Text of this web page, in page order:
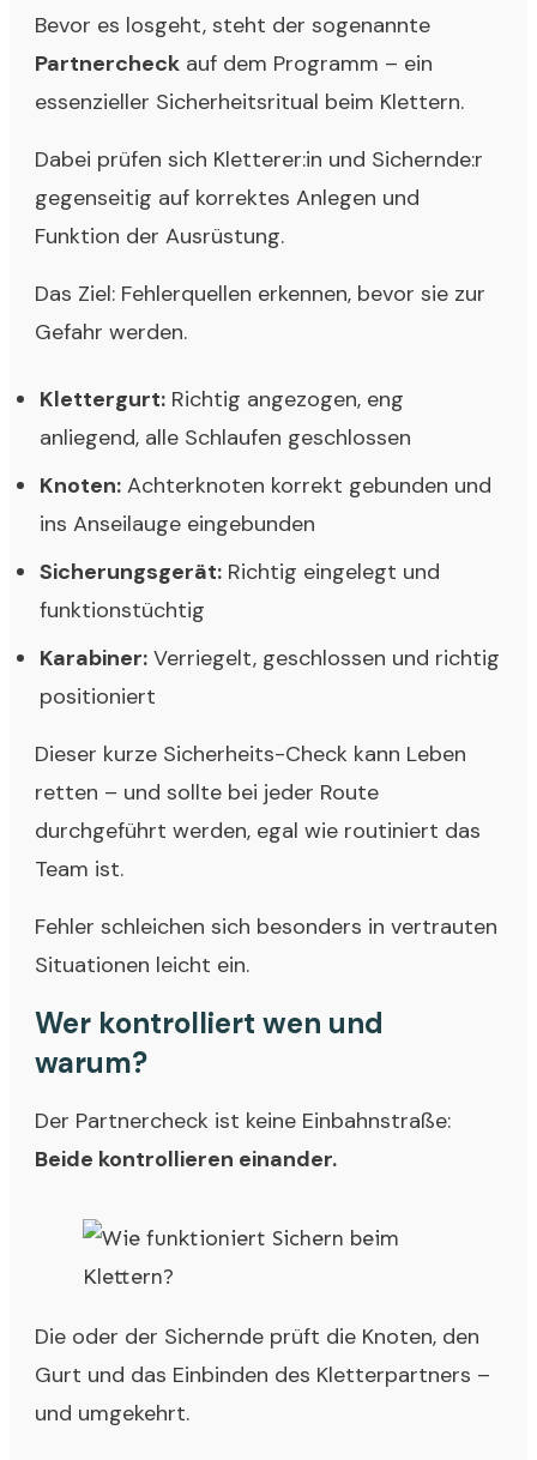
Bevor es losgeht, steht der sogenannte
Partnercheck auf dem Programm – ein
essenzieller Sicherheitsritual beim Klettern.
Dabei prüfen sich Kletterer:in und Sichernde:r
gegenseitig auf korrektes Anlegen und
Funktion der Ausrüstung.
Das Ziel: Fehlerquellen erkennen, bevor sie zur
Gefahr werden.
Klettergurt: Richtig angezogen, eng
anliegend, alle Schlaufen geschlossen
Knoten: Achterknoten korrekt gebunden und
ins Anseilauge eingebunden
Sicherungsgerät: Richtig eingelegt und
funktionstüchtig
Karabiner: Verriegelt, geschlossen und richtig
positioniert
Dieser kurze Sicherheits-Check kann Leben
retten – und sollte bei jeder Route
durchgeführt werden, egal wie routiniert das
Team ist.
Fehler schleichen sich besonders in vertrauten
Situationen leicht ein.
Wer kontrolliert wen und
warum?
Der Partnercheck ist keine Einbahnstraße:
Beide kontrollieren einander.
Die oder der Sichernde prüft die Knoten, den
Gurt und das Einbinden des Kletterpartners –
und umgekehrt.